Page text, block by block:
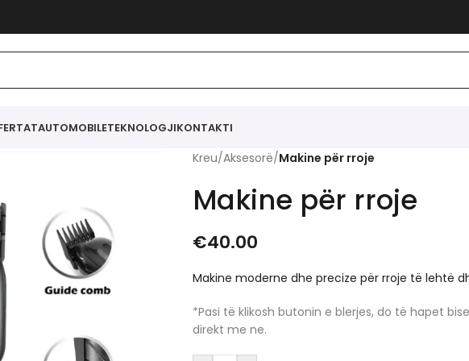
AUTOMOBILETEKNOLOGJIKONTAKTI
Kreu/Aksesorë/Makine për rroje
Makine për rroje
€40.00
Makine moderne dhe precize për rroje të lehtë
*Pasi të klikosh butonin e blerjes, do të hapet
direkt me ne.